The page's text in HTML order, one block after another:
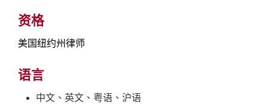
资格
美国纽约州律师
语言
中文、英文、粤语、沪语